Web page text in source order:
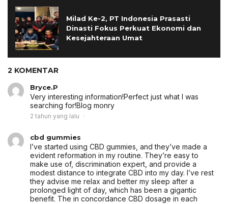
Milad Ke-2, PT Indonesia Prasasti
Dinasti Fokus Perkuat Ekonomi dan
Kesejahteraan Umat
2 KOMENTAR
Bryce.P
Very interesting information!Perfect just what I was
searching for!Blog monry
2 tahun yang lalu
cbd gummies
I’ve started using CBD gummies, and they’ve made a
evident reformation in my routine. They’re easy to
make use of, discrimination expert, and provide a
modest distance to integrate CBD into my day. I’ve rest
they advise me relax and better my sleep after a
prolonged light of day, which has been a gigantic
benefit. The in concordance CBD dosage in each